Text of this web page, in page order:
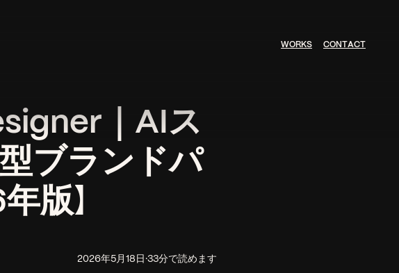
WORKS CONTACT
｜AIス
ブランドパ
版】
2026年5月18日 ·33分で読めます